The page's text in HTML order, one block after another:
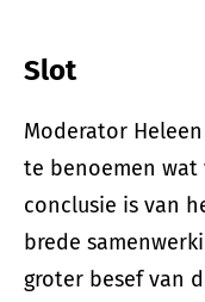
Slot
Moderator
te benoemen
conclusie is van
brede
groter besef van